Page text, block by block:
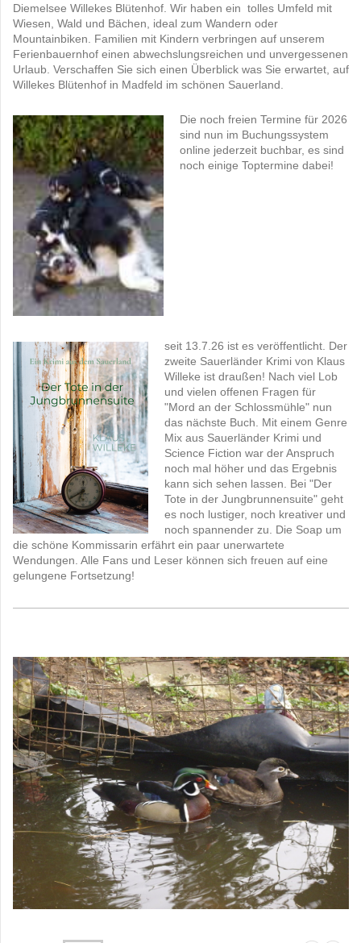
Diemelsee Willekes Blütenhof. Wir haben ein tolles Umfeld mit
Wiesen, Wald und Bächen, ideal zum Wandern oder
Mountainbiken. Familien mit Kindern verbringen auf unserem
Ferienbauernhof einen abwechslungsreichen und unvergessenen
Urlaub. Verschaffen Sie sich einen Überblick was Sie erwartet, auf
Willekes Blütenhof in Madfeld im schönen Sauerland.
Die noch freien Termine für 2026
sind nun im Buchungssystem
online jederzeit buchbar, es sind
noch einige Toptermine dabei!
seit 13.7.26 ist es veröffentlicht. Der
zweite Sauerländer Krimi von Klaus
Willeke ist draußen! Nach viel Lob
und vielen offenen Fragen für
"Mord an der Schlossmühle" nun
das nächste Buch. Mit einem Genre
Mix aus Sauerländer Krimi und
Science Fiction war der Anspruch
noch mal höher und das Ergebnis
kann sich sehen lassen. Bei "Der
Tote in der Jungbrunnensuite" geht
es noch lustiger, noch kreativer und
noch spannender zu. Die Soap um
die schöne Kommissarin erfährt ein paar unerwartete
Wendungen. Alle Fans und Leser können sich freuen auf eine
gelungene Fortsetzung!